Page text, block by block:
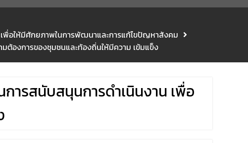
พื่อให้มีศักยภาพในการพัฒนาและการแก้ไขปัญหาสังคม
ต้องการของชุมชนและท้องถิ่นให้มีความ เข้มแข็ง
ารสนับสนุนการดำเนินงาน เพื่อ